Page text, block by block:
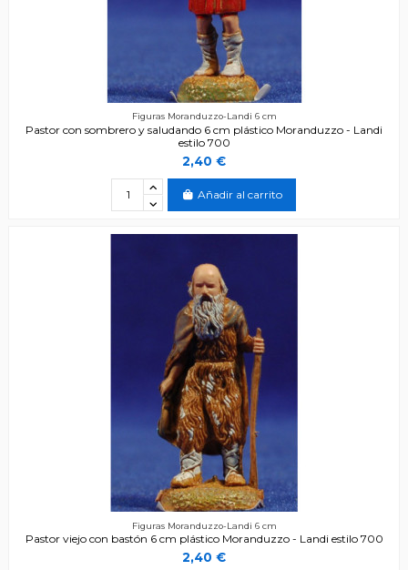
Figuras Moranduzzo-Landi 6 cm
Pastor con sombrero y saludando 6 cm plástico Moranduzzo - Landi
estilo 700
2,40 €
Añadir al carrito
Figuras Moranduzzo-Landi 6 cm
Pastor viejo con bastón 6 cm plástico Moranduzzo - Landi estilo 700
2,40 €